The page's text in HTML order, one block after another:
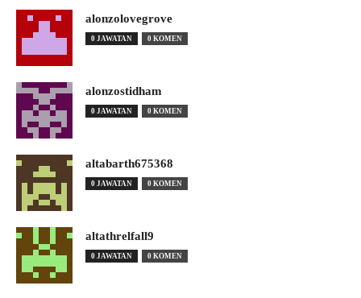
alonzolovegrove
0 JAWATAN 0 KOMEN
alonzostidham
0 JAWATAN 0 KOMEN
altabarth675368
0 JAWATAN 0 KOMEN
altathrelfall9
0 JAWATAN 0 KOMEN